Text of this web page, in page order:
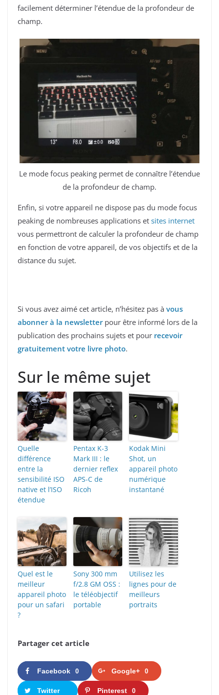
facilement déterminer l’étendue de la profondeur de
champ.
Le mode focus peaking permet de connaître l’étendue
de la profondeur de champ.
Enfin, si votre appareil ne dispose pas du mode focus
peaking de nombreuses applications et sites internet
vous permettront de calculer la profondeur de champ
en fonction de votre appareil, de vos objectifs et de la
distance du sujet.
Si vous avez aimé cet article, n’hésitez pas à vous
abonner à la newsletterpour être informé lors de la
publication des prochains sujets et pour recevoir
gratuitement votre livre photo.
Sur le même sujet
Quelle
différence
entre la
sensibilité ISO
native et l’ISO
étendue
Pentax K-3
Mark III : le
dernier reflex
APS-C de
Ricoh
Kodak Mini
Shot, un
appareil photo
numérique
instantané
Quel est le
meilleur
appareil photo
pour un safari
?
Sony 300 mm
f/2.8 GM OSS :
le téléobjectif
portable
Utilisez les
lignes pour de
meilleurs
portraits
Partager cet article
Facebook 0 Google+ 0
Twitter Pinterest 0